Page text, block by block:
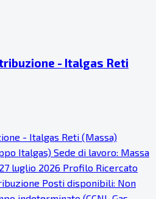
- Italgas Reti
- Italgas Reti (Massa)
Italgas) Sede di lavoro: Massa
luglio 2026 Profilo Ricercato
Posti disponibili: Non